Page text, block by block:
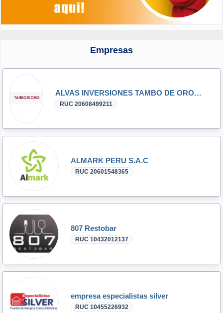
Empresas
ALVAS INVERSIONES TAMBO DE ORO RESTAURANT S.R.L.
RUC 20608499211
ALMARK PERU S.A.C
RUC 20601548365
807 Restobar
RUC 10432012137
empresa especialistas silver
RUC 10455226932